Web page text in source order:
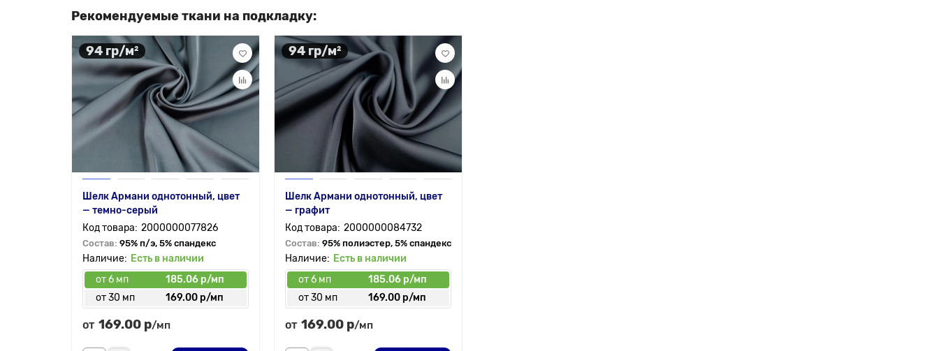
Рекомендуемые ткани на подкладку:
94 гр/м²
Шелк Армани однотонный, цвет
— темно-серый
2000000077826
Состав: 95% п/э, 5% спандекс
Есть в наличии
от 6 мп
185.06 р/мп
от 30 мп
169.00 р/мп
от 169.00 р/мп
94 гр/м²
Шелк Армани однотонный, цвет
— графит
2000000084732
Состав: 95% полиэстер, 5% спандекс
Есть в наличии
от 6 мп
185.06 р/мп
от 30 мп
169.00 р/мп
от 169.00 р/мп